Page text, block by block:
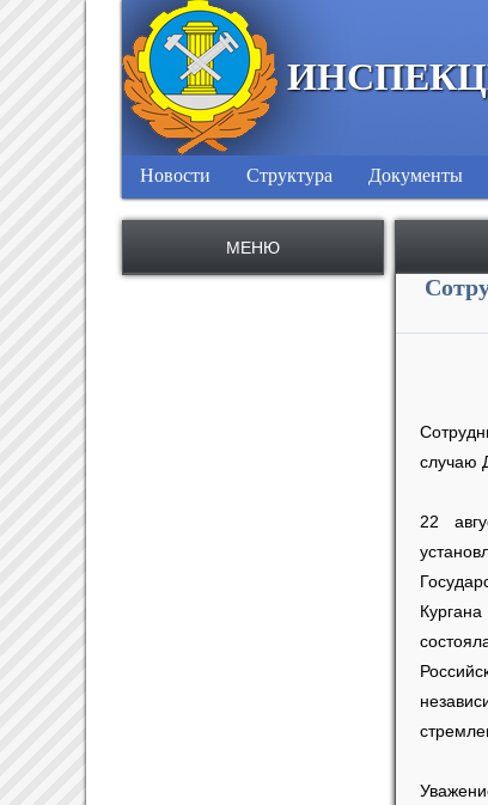
Новости Структура Документы
МЕНЮ
случаю
22